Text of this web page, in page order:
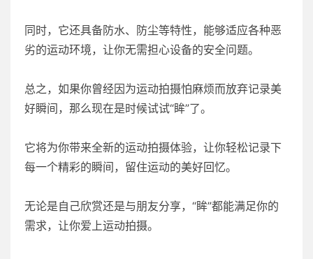
同时，它还具备防水、防尘等特性，能够适应各种恶
劣的运动环境，让你无需担心设备的安全问题。
总之，如果你曾经因为运动拍摄怕麻烦而放弃记录美
好瞬间，那么现在是时候试试“眸”了。
它将为你带来全新的运动拍摄体验，让你轻松记录下
每一个精彩的瞬间，留住运动的美好回忆。
无论是自己欣赏还是与朋友分享，“眸”都能满足你的
需求，让你爱上运动拍摄。